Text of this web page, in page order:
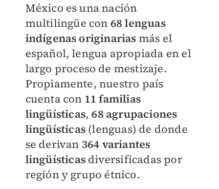
México es una nación
multilingüe con 68 lenguas
indígenas originarias más el
español, lengua apropiada en el
largo proceso de mestizaje.
Propiamente, nuestro país
cuenta con 11 familias
lingüísticas,68 agrupaciones
lingüísticas(lenguas) de donde
se derivan 364 variantes
lingüísticasdiversificadas por
región y grupo étnico.